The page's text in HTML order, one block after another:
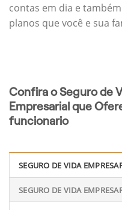
contas em dia e
planos que você e sua
Confira o Seguro de
Empresarial que
funcionario
SEGURO DE VIDA
SEGURO DE VIDA